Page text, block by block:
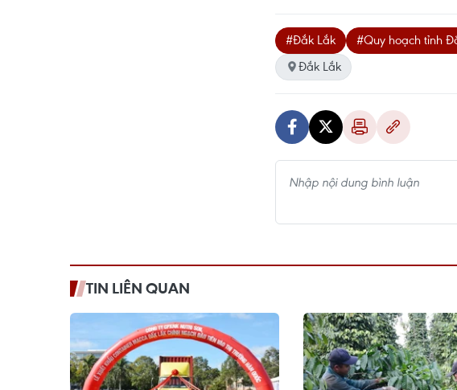
#Đắk Lắk #Quy hoạch tỉnh
Đắk Lắk
TIN LIÊN QUAN